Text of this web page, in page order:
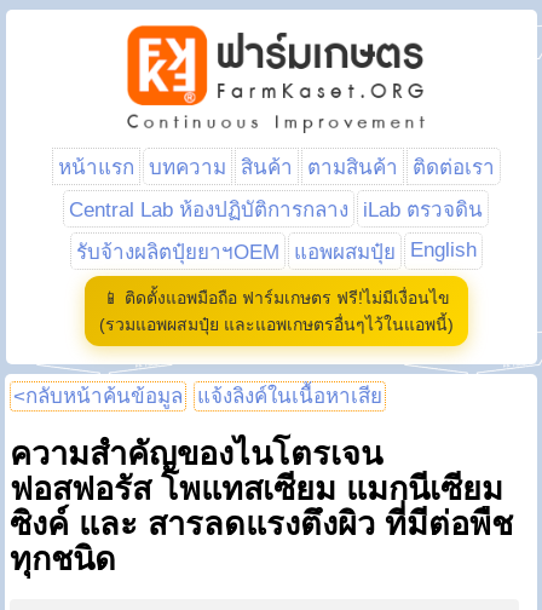
หน้าแรก บทความ สินค้า ตามสินค้า
ติดต่อเรา
Central Lab ห้องปฏิบัติการกลาง
iLab ตรวจดิน
รับจ้างผลิตปุ๋ยยาฯOEM
แอพผสมปุ๋ย English
📱 ติดตั้งแอพมือถือ ฟาร์มเกษตร ฟรี!ไม่มีเงื่อนไข
(รวมแอพผสมปุ๋ย และแอพเกษตรอื่นๆไว้ในแอพนี้)
<กลับหน้าค้นข้อมูล แจ้งลิงค์ในเนื้อหาเสีย
ความสำคัญของไนโตรเจน
ฟอสฟอรัส โพแทสเซียม แมกนีเซียม
ซิงค์ และ สารลดแรงตึงผิว ที่มีต่อพืช
ทุกชนิด